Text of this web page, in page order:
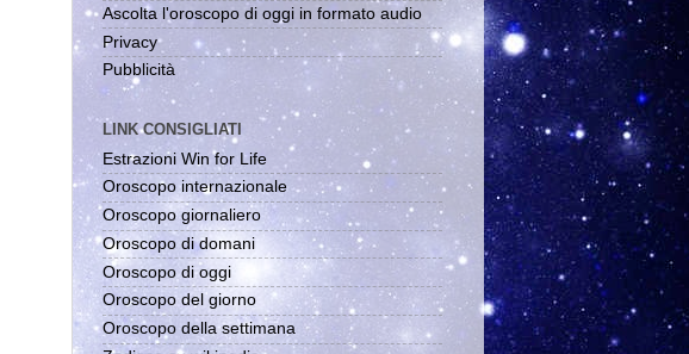
Ascolta l'oroscopo di oggi in formato audio
Privacy
Pubblicità
LINK CONSIGLIATI
Estrazioni Win for Life
Oroscopo internazionale
Oroscopo giornaliero
Oroscopo di domani
Oroscopo di oggi
Oroscopo del giorno
Oroscopo della settimana